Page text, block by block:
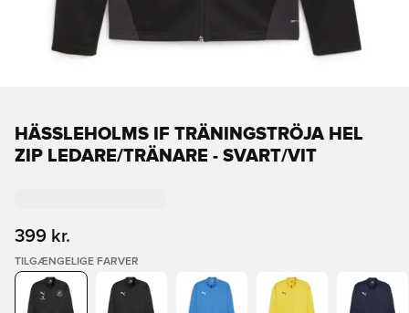
HÄSSLEHOLMS IF TRÄNINGSTRÖJA HEL
ZIP LEDARE/TRÄNARE - SVART/VIT
399 kr.
TILGÆNGELIGE FARVER